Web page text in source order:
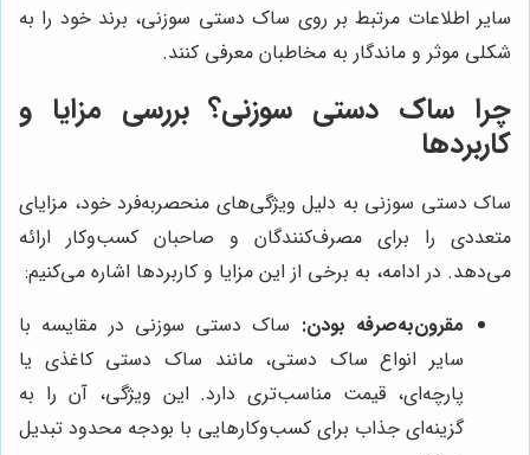
سایر اطلاعات مرتبط بر روی ساک دستی سوزنی، برند خود را به
شکلی موثر و ماندگار به مخاطبان معرفی کنند.
چرا ساک دستی سوزنی؟ بررسی مزایا و
کاربردها
ساک دستی سوزنی به دلیل ویژگی‌های منحصربه‌فرد خود، مزایای
متعددی را برای مصرف‌کنندگان و صاحبان کسب‌وکار ارائه
می‌دهد. در ادامه، به برخی از این مزایا و کاربردها اشاره می‌کنیم:
مقرون‌به‌صرفه بودن: ساک دستی سوزنی در مقایسه با
سایر انواع ساک دستی، مانند ساک دستی کاغذی یا
پارچه‌ای، قیمت مناسب‌تری دارد. این ویژگی، آن را به
گزینه‌ای جذاب برای کسب‌وکارهایی با بودجه محدود تبدیل